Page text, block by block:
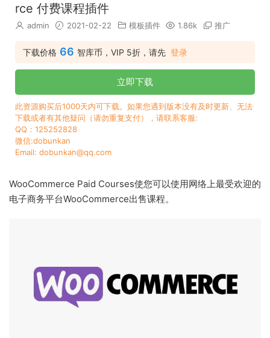
rce 付费课程插件
admin 2021-02-22 模板插件 1.86k 推广
下载价格 66 智库币，VIP 5折，请先 登录
立即下载
此资源购买后1000天内可下载。如果您遇到版本没有及时更新、无法
下载或者有其他疑问（请勿重复支付），请联系客服:
QQ：125252828
微信:dobunkan
Email: dobunkan@qq.com
WooCommerce Paid Courses使您可以使用网络上最受欢迎的
电子商务平台WooCommerce出售课程。